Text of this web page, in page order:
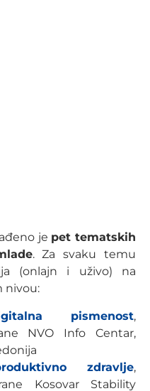
je pet tematskih
. Za svaku temu
(onlajn i uživo) na
nivou:
pismenost,
NVO Info Centar,
zdravlje,
Kosovar Stability